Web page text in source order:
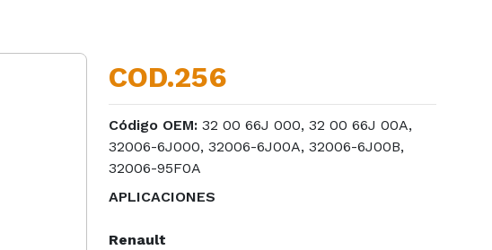
COD.256
Código OEM:32 00 66J 000, 32 00 66J 00A,
32006-6J000, 32006-6J00A, 32006-6J00B,
32006-95F0A
APLICACIONES
Renault